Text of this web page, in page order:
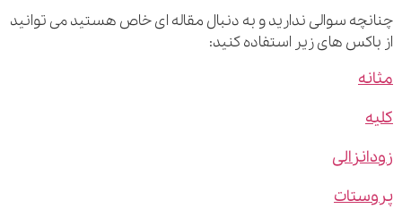
سوالی ندارید و به دنبال مقاله ای خاص هستید می توانید
های زیر استفاده کنید: